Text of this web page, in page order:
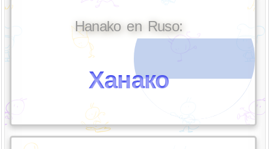
Hanako en Ruso:
Ханако